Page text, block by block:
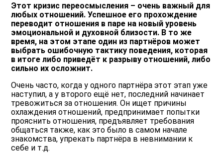
Этот кризис переосмысления – очень важный для
любых отношений. Успешное его прохождение
переводит отношения в паре на новый уровень
эмоциональной и духовной близости. В то же
время, на этом этапе один из партнёров может
выбрать ошибочную тактику поведения, которая
в итоге либо приведёт к разрыву отношений, либо
сильно их осложнит.
Очень часто, когда у одного партнёра этот этап уже
наступил, а у второго ещё нет, последний начинает
тревожиться за отношения. Он ищет причины
охлаждения отношений, предпринимает попытки
прояснить отношения, предъявляет требования
общаться также, как это было в самом начале
знакомства, упрекать партнёра в невнимании к
себе и т.д.